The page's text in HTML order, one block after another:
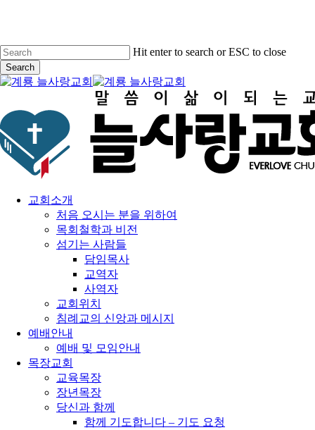
content
Hit enter to search or ESC to close
Search
Close
search
Menu
교회소개
처음 오시는 분을 위하여
목회철학과 비전
섬기는 사람들
담임목사
교역자
사역자
교회위치
침례교의 신앙과 메시지
예배안내
예배 및 모임안내
목장교회
교육목장
장년목장
당신과 함께
함께 기도합니다 – 기도 요청